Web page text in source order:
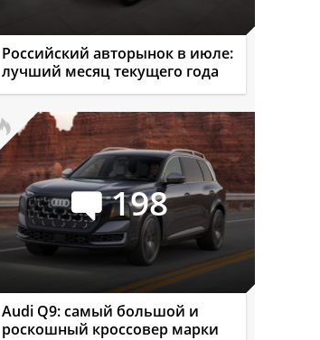
Российский авторынок в июле:
лучший месяц текущего года
198
Audi Q9: самый большой и
роскошный кроссовер марки